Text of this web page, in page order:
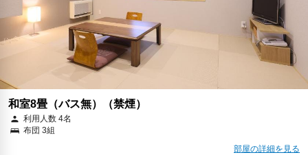
和室8畳（バス無）（禁煙）
利用人数 4名
布団 3組
部屋の詳細を見る